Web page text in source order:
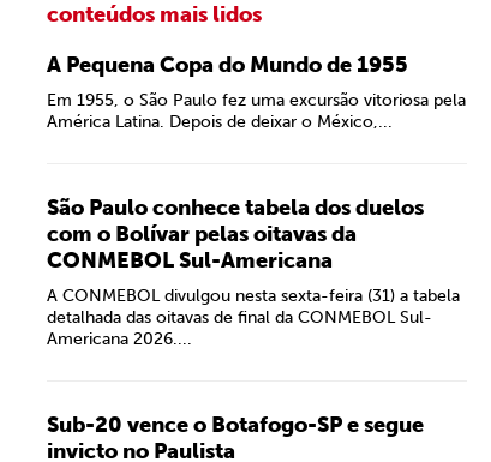
conteúdos mais lidos
A Pequena Copa do Mundo de 1955
Em 1955, o São Paulo fez uma excursão vitoriosa pela
América Latina. Depois de deixar o México,...
São Paulo conhece tabela dos duelos
com o Bolívar pelas oitavas da
CONMEBOL Sul-Americana
A CONMEBOL divulgou nesta sexta-feira (31) a tabela
detalhada das oitavas de final da CONMEBOL Sul-
Americana 2026....
Sub-20 vence o Botafogo-SP e segue
invicto no Paulista